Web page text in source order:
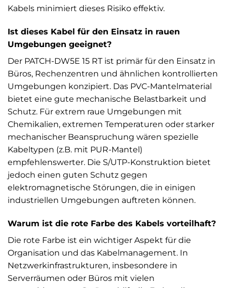
Kabels minimiert dieses Risiko effektiv.
Ist dieses Kabel für den Einsatz in rauen
Umgebungen geeignet?
Der PATCH-DW5E 15 RT ist primär für den Einsatz in
Büros, Rechenzentren und ähnlichen kontrollierten
Umgebungen konzipiert. Das PVC-Mantelmaterial
bietet eine gute mechanische Belastbarkeit und
Schutz. Für extrem raue Umgebungen mit
Chemikalien, extremen Temperaturen oder starker
mechanischer Beanspruchung wären spezielle
Kabeltypen (z.B. mit PUR-Mantel)
empfehlenswerter. Die S/UTP-Konstruktion bietet
jedoch einen guten Schutz gegen
elektromagnetische Störungen, die in einigen
industriellen Umgebungen auftreten können.
Warum ist die rote Farbe des Kabels vorteilhaft?
Die rote Farbe ist ein wichtiger Aspekt für die
Organisation und das Kabelmanagement. In
Netzwerkinfrastrukturen, insbesondere in
Serverräumen oder Büros mit vielen